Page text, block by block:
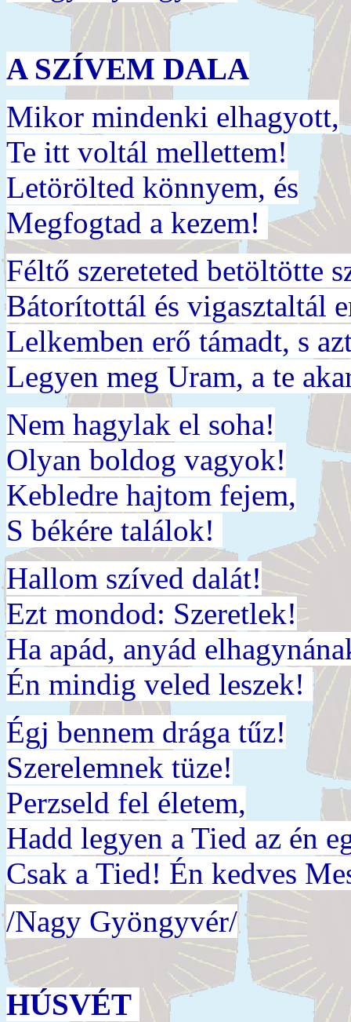
A SZÍVEM DALA
Mikor mindenki elhagyott,
Te itt voltál mellettem!
Letörölted könnyem, és
Megfogtad a kezem!
Féltő szereteted betöltötte
Bátorítottál és vigasztaltál
Lelkemben erő támadt, s
Legyen meg Uram, a te
Nem hagylak el soha!
Olyan boldog vagyok!
Kebledre hajtom fejem,
S békére találok!
Hallom szíved dalát!
Ezt mondod: Szeretlek!
Ha apád, anyád
Én mindig veled leszek!
Égj bennem drága tűz!
Szerelemnek tüze!
Perzseld fel életem,
Hadd legyen a Tied az én
Csak a Tied! Én kedves
/Nagy Gyöngyvér/
HÚSVÉT